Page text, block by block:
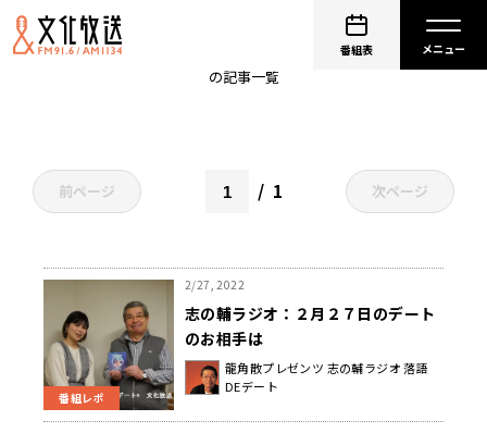
番組表
の記事一覧
前ページ 1 次ページ
番組レポ
2/27, 2022
志の輔ラジオ：２月２７日のデート
のお相手は
龍角散プレゼンツ 志の輔ラジオ 落語
DEデート